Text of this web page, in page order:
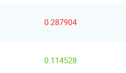
0.287904
0.114528